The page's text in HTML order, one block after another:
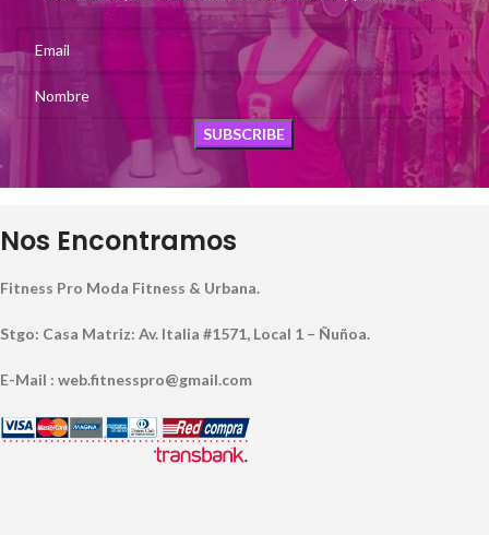
Nos Encontramos
Fitness Pro Moda Fitness & Urbana.
Stgo: Casa Matriz: Av. Italia #1571, Local 1 – Ñuñoa.
E-Mail : web.fitnesspro@gmail.com